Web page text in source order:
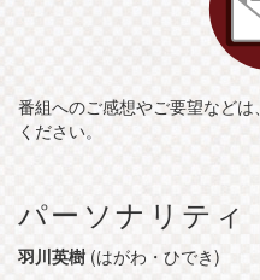
番組へのご感想やご要望などは、
ください。
パーソナリティ
羽川英樹(はがわ・ひでき)